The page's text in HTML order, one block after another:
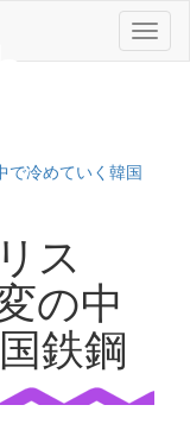
メ
ニ
冷めていく韓国
ス
の中
鉄鋼